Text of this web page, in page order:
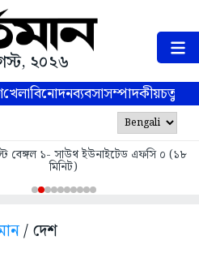
২০২৬
খেলাবিনোদনব্যবসাসম্পাদকীয়
বেঙ্গল ১- সাউথ ইউনাইটেড এফসি ০ (১৮
মিনিট)
/ দেশ